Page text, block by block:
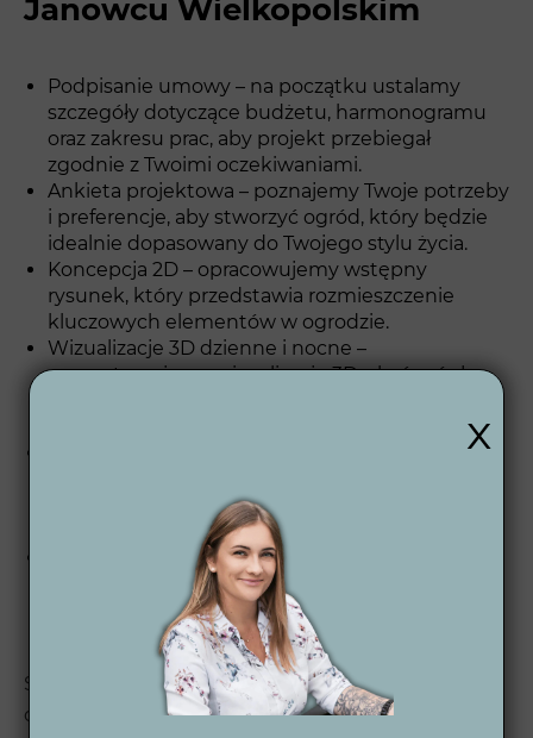
Janowcu Wielkopolskim
Podpisanie umowy – na początku ustalamy
szczegóły dotyczące budżetu, harmonogramu
oraz zakresu prac, aby projekt przebiegał
zgodnie z Twoimi oczekiwaniami.
Ankieta projektowa – poznajemy Twoje potrzeby
i preferencje, aby stworzyć ogród, który będzie
idealnie dopasowany do Twojego stylu życia.
Koncepcja 2D – opracowujemy wstępny
rysunek, który przedstawia rozmieszczenie
kluczowych elementów w ogrodzie.
Wizualizacje 3D dzienne i nocne –
przygotowujemy wizualizacje 3D, abyś mógł
podstawą do realizacji ogrodu zgodnie z Twoimi
Wsparcie po projektowe – po zakończeniu
projektu oferujemy wsparcie, aby Twój ogród
cieszył oko i był łatwy w utrzymaniu przez wiele
Sprawdź nasz proces projektowy ogrodu
dowiedzieć się, jak krok po kroku realizujemy
x